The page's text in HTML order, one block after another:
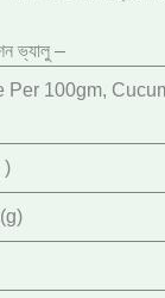
ভ্যালু –
Per 100gm,
)